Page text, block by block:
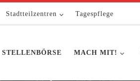
Stadtteilzentren Tagespflege
STELLENBÖRSE MACH MIT!